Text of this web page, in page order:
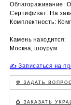
Облагораживание:
Сертификат: На
Комплектность:
Камень находится:
Москва, шоурум
✍️ Записаться на
💬 ЗАДАТЬ
💍 ЗАКАЗАТЬ